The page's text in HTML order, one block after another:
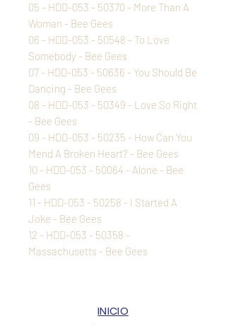
05 - HDD-053 - 50370 - More Than A
Woman - Bee Gees
06 - HDD-053 - 50548 - To Love
Somebody - Bee Gees
07 - HDD-053 - 50636 - You Should Be
Dancing - Bee Gees
08 - HDD-053 - 50349 - Love So Right
- Bee Gees
09 - HDD-053 - 50235 - How Can You
Mend A Broken Heart? - Bee Gees
10 - HDD-053 - 50064 - Alone - Bee
Gees
11 - HDD-053 - 50258 - I Started A
Joke - Bee Gees
12 - HDD-053 - 50358 -
Massachusetts - Bee Gees
INICIO